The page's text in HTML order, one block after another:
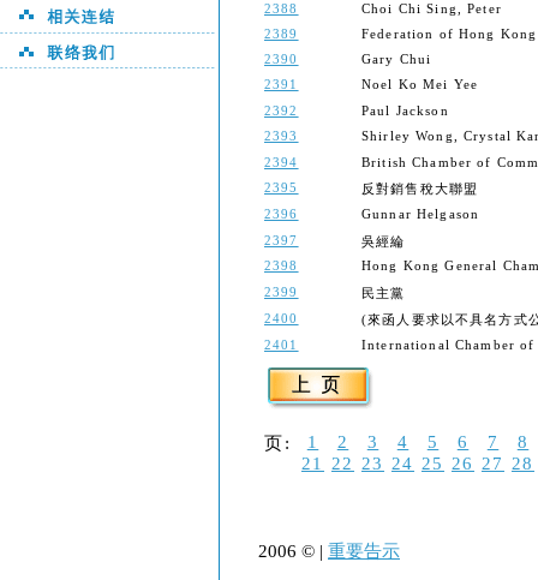
2388
Choi Chi Sing, Peter
2389
Federation of Hong
2390
Gary Chui
2391
Noel Ko Mei Yee
2392
Paul Jackson
2393
Shirley Wong, Crystal
2394
British Chamber of
2395
反對銷售稅大聯盟
2396
Gunnar Helgason
2397
吳經綸
2398
Hong Kong General
2399
民主黨
2400
(來函人要求以不具名方
2401
International Chamber of
页: 1 2 3 4 5 6 7
8
21
22 23 24 25 26 27 28
2006 © | 重要告示